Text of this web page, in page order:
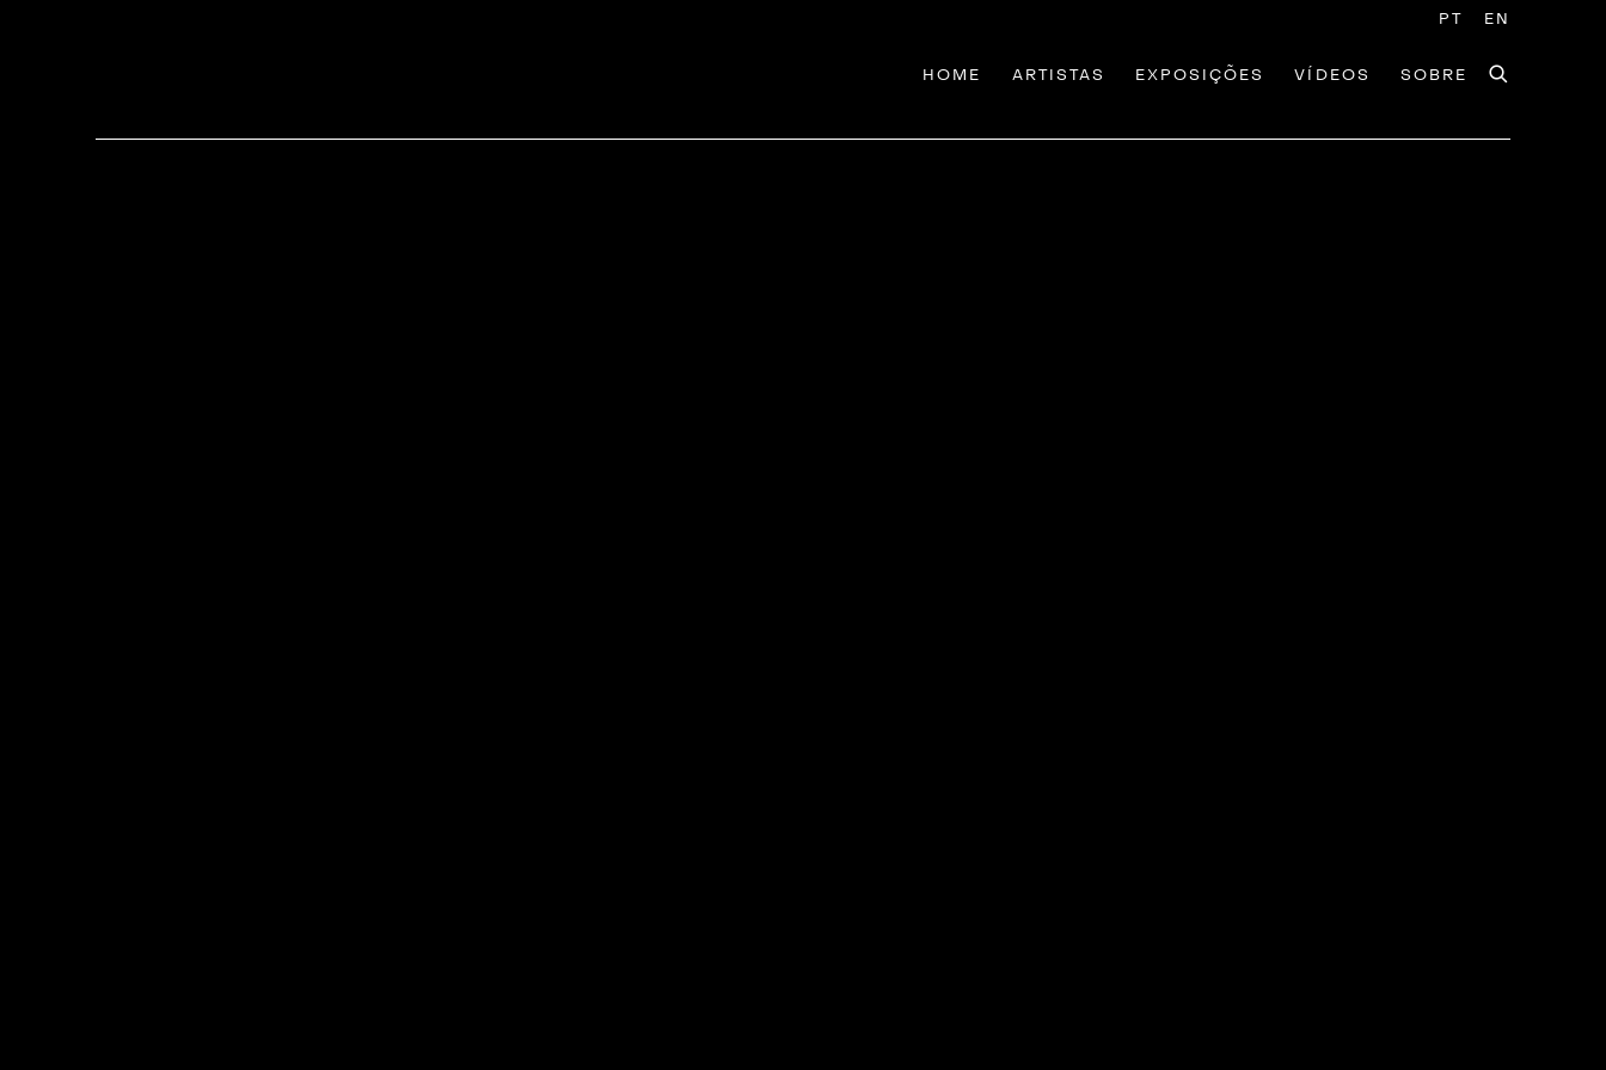
HOME ARTISTAS EXPOSIÇÕES VÍDEOS SOBRE
PT EN